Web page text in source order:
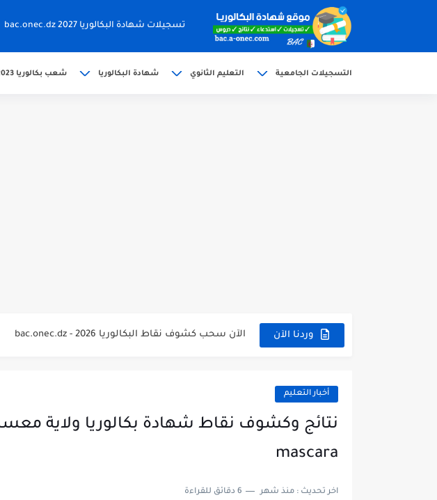
تسجيلات شهادة البكالوريا 2027 bac.onec.dz
التسجيلات الجامعية التعليم الثانوي شهادة البكالوريا شعب بكالوريا 2023
وردنا الآن الآن سحب كشوف نقاط البكالوريا 2026 - bac.onec.dz
استخراج كشف نقاط شهادة البكالوريا 2026 bac.onec.dz relevè
أخبار التعليم
mascara
اخر تحديث : منذ شهر 6 دقائق للقراءة